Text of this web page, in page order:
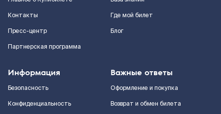
Контакты
Пресс-центр
Партнерская программа
Где мой билет
Блог
Информация
Безопасность
Конфиденциальность
Важные ответы
Оформление и покупка
Возврат и обмен билета